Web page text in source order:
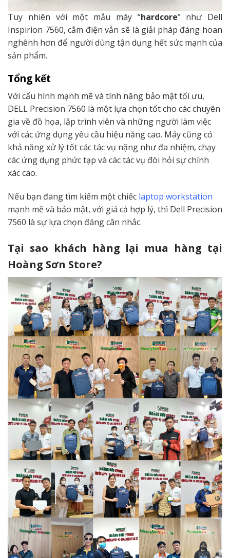
Tuy nhiên với một mẫu máy “hardcore” như Dell
Inspirion 7560, cắm điện vẫn sẽ là giải pháp đáng hoan
nghênh hơn để người dùng tận dụng hết sức mạnh của
sản phẩm.
Tổng kết
Với cấu hình mạnh mẽ và tính năng bảo mật tối ưu,
DELL Precision 7560 là một lựa chọn tốt cho các chuyên
gia về đồ họa, lập trình viên và những người làm việc
với các ứng dụng yêu cầu hiệu năng cao. Máy cũng có
khả năng xử lý tốt các tác vụ nặng như đa nhiệm, chạy
các ứng dụng phức tạp và các tác vụ đòi hỏi sự chính
xác cao.
Nếu bạn đang tìm kiếm một chiếc laptop workstation
mạnh mẽ và bảo mật, với giá cả hợp lý, thì Dell Precision
7560 là sự lựa chọn đáng cân nhắc.
Tại sao khách hàng lại mua hàng tại
Hoàng Sơn Store?